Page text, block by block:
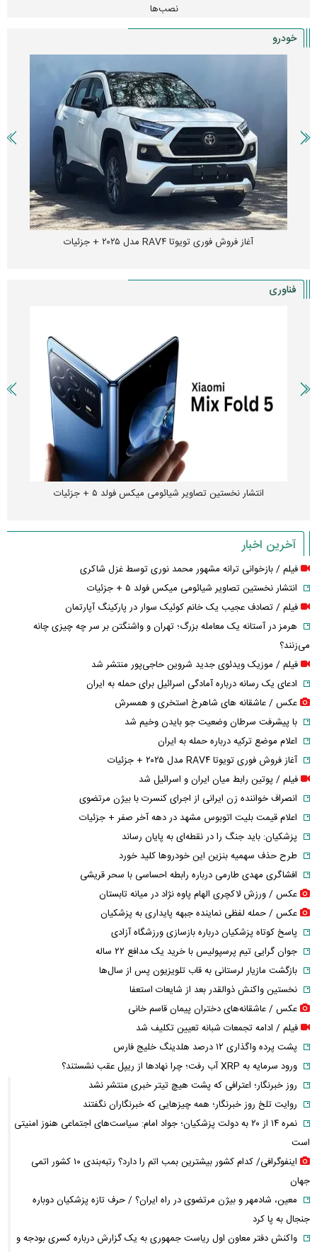
نصب‌ها
خودرو
آغاز فروش فوری تویوتا RAV۴ مدل ۲۰۲۵ + جزئیات
فناوری
انتشار نخستین تصاویر شیائومی میکس فولد ۵ + جزئیات
آخرین اخبار
فیلم / بازخوانی ترانه مشهور محمد نوری توسط غزل شاکری
انتشار نخستین تصاویر شیائومی میکس فولد ۵ + جزئیات
فیلم / تصادف عجیب یک خانم کوئیک سوار در پارکینگ آپارتمان
هرمز در آستانه یک معامله بزرگ؛ تهران و واشنگتن بر سر چه چیزی چانه
می‌زنند؟
فیلم / موزیک ویدئوی جدید شروین حاجی‌پور منتشر شد
ادعای یک رسانه درباره آمادگی اسرائیل برای حمله به ایران
عکس / عاشقانه های شاهرخ استخری و همسرش
با پیشرفت سرطان وضعیت جو بایدن وخیم شد
اعلام موضع ترکیه درباره حمله به ایران
آغاز فروش فوری تویوتا RAV۴ مدل ۲۰۲۵ + جزئیات
فیلم / پوتین رابط میان ایران و اسرائیل شد
انصراف خواننده زن ایرانی از اجرای کنسرت با بیژن مرتضوی
اعلام قیمت بلیت اتوبوس مشهد در دهه آخر صفر + جزئیات
پزشکیان: باید جنگ را در نقطه‌ای به پایان رساند
طرح حذف سهمیه بنزین این خودرو‌ها کلید خورد
افشاگری مهدی طارمی درباره رابطه احساسی با سحر قریشی
عکس / ورزش لاکچری الهام پاوه نژاد در میانه تابستان
عکس / حمله لفظی نماینده جبهه پایداری به پزشکیان
پاسخ کوتاه پزشکیان درباره بازسازی ورزشگاه آزادی
جوان گرایی تیم پرسپولیس با خرید یک مدافع ۲۲ ساله
بازگشت مازیار لرستانی به قاب تلویزیون پس از سال‌ها
نخستین واکنش ذوالقدر بعد از شایعات استعفا
عکس / عاشقانه‌های دختران پیمان قاسم خانی
فیلم / ادامه تجمعات شبانه تعیین تکلیف شد
پشت پرده واگذاری ۱۲ درصد هلدینگ خلیج فارس
ورود سرمایه به XRP آب رفت؛ چرا نهادها از ریپل عقب نشستند؟
روز خبرنگار؛ اعترافی که پشت هیچ تیتر خبری منتشر نشد
روایت تلخ روز خبرنگار؛ همه چیزهایی که خبرنگاران نگفتند
نمره ۱۴ از ۲۰ به دولت پزشکیان؛ جواد امام: سیاست‌های اجتماعی هنوز امنیتی
است
اینفوگرافی/ کدام کشور بیشترین بمب اتم را دارد؟ رتبه‌بندی ۱۰ کشور اتمی
جهان
معین، شادمهر و بیژن مرتضوی در راه ایران؟ / حرف تازه پزشکیان دوباره
جنجال به پا کرد
واکنش دفتر معاون اول ریاست جمهوری به یک گزارش درباره کسری بودجه و